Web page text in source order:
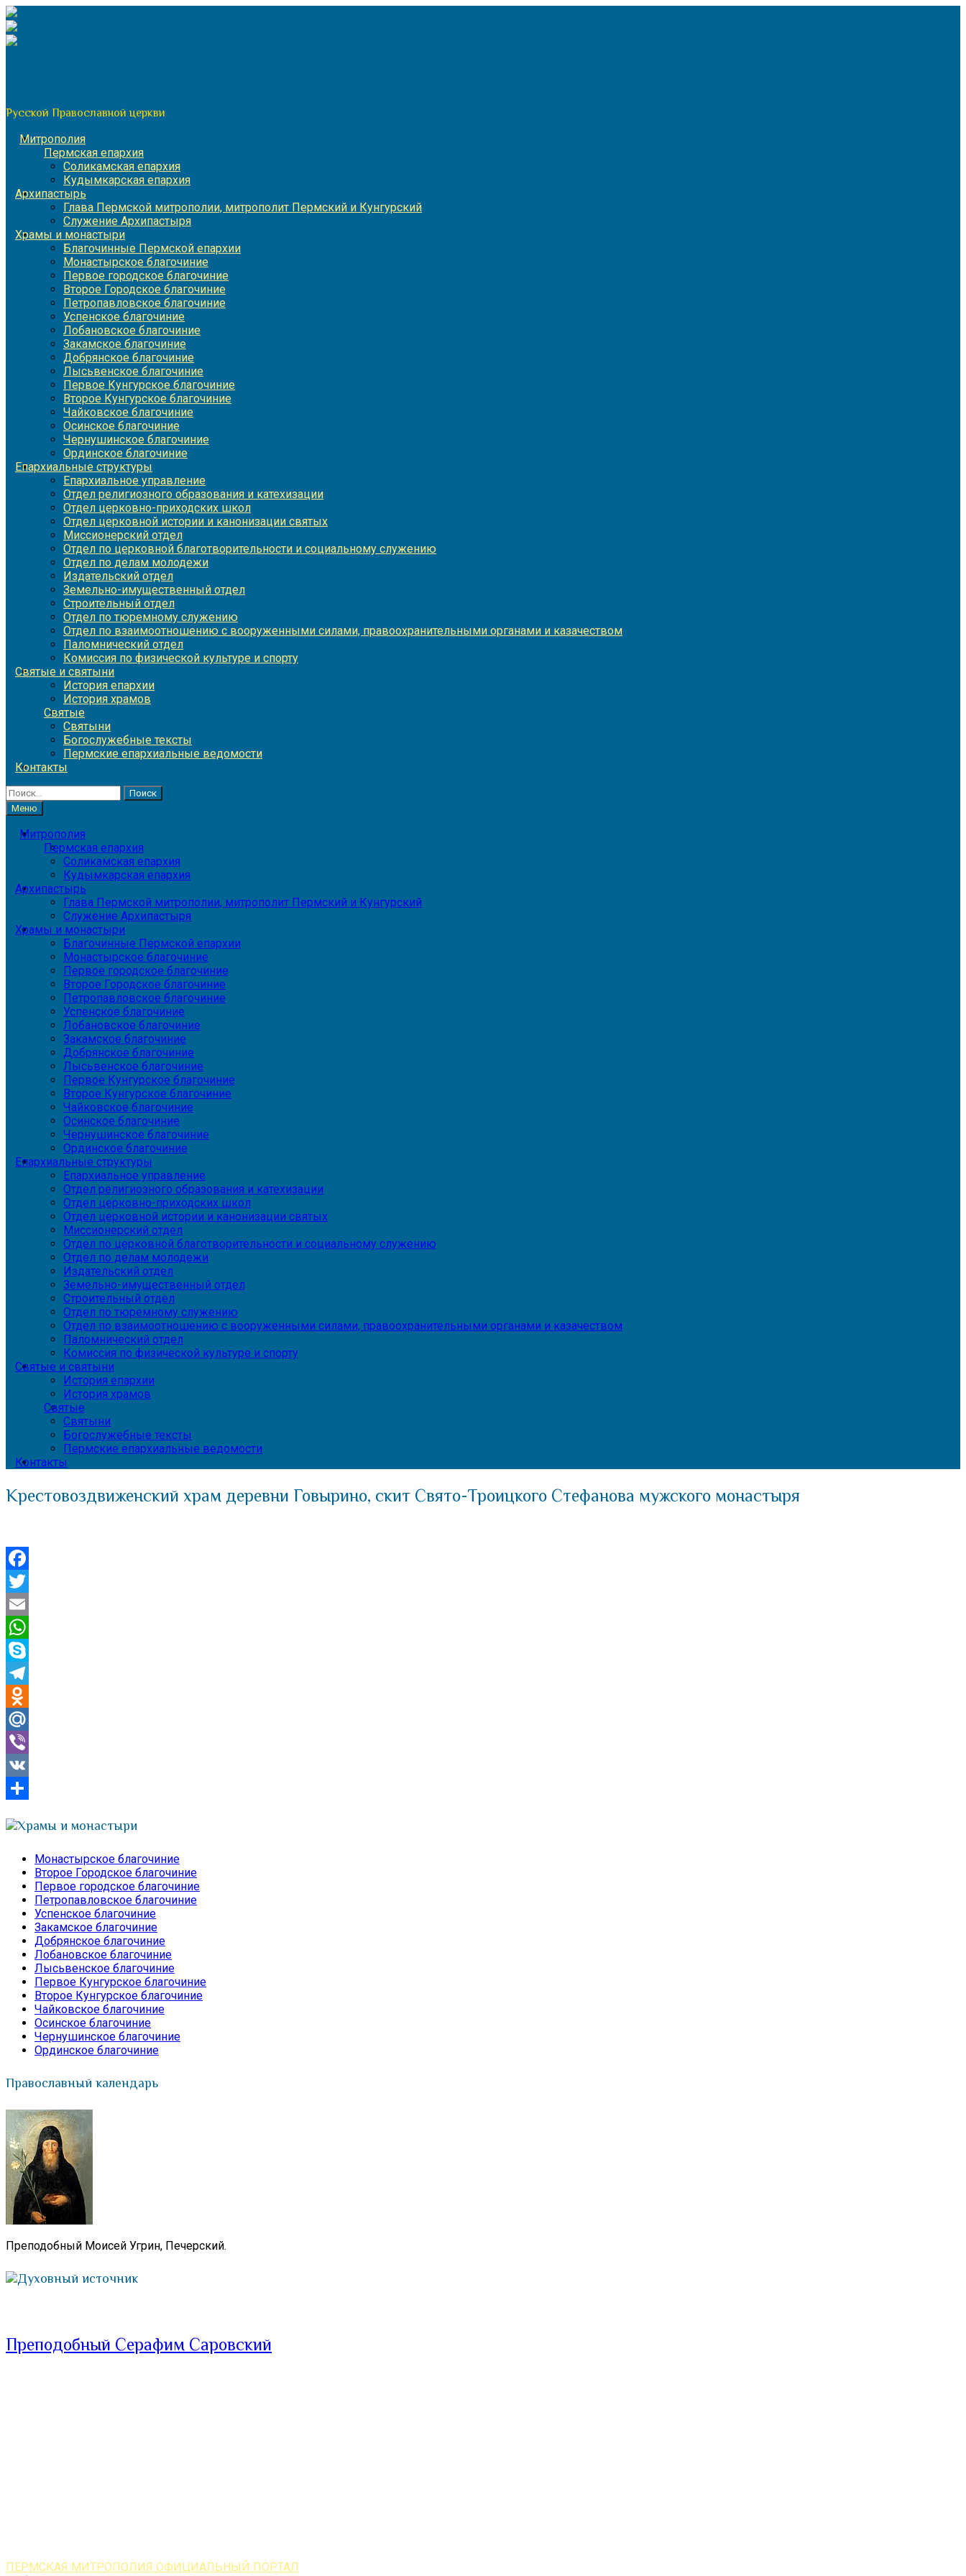
Перейти
к
содержимому
Русской Православной церкви
Митрополия
Пермская епархия
Соликамская епархия
Кудымкарская епархия
Архипастырь
Глава Пермской митрополии, митрополит Пермский и Кунгурский
Служение Архипастыря
Храмы и монастыри
Благочинные Пермской епархии
Монастырское благочиние
Первое городское благочиние
Второе Городское благочиние
Петропавловское благочиние
Успенское благочиние
Лобановское благочиние
Закамское благочиние
Добрянское благочиние
Лысьвенское благочиние
Первое Кунгурское благочиние
Второе Кунгурское благочиние
Чайковское благочиние
Осинское благочиние
Чернушинское благочиние
Ординское благочиние
Епархиальные структуры
Епархиальное управление
Отдел религиозного образования и катехизации
Отдел церковно-приходских школ
Отдел церковной истории и канонизации святых
Миссионерский отдел
Отдел по церковной благотворительности и социальному служению
Отдел по делам молодежи
Издательский отдел
Земельно-имущественный отдел
Строительный отдел
Отдел по тюремному служению
Отдел по взаимоотношению с вооруженными силами, правоохранительными органами и казачеством
Паломнический отдел
Комиссия по физической культуре и спорту
Святые и святыни
История епархии
История храмов
Святые
Святыни
Богослужебные тексты
Пермские епархиальные ведомости
Контакты
Найти:
Меню
Митрополия
Пермская епархия
Соликамская епархия
Кудымкарская епархия
Архипастырь
Глава Пермской митрополии, митрополит Пермский и Кунгурский
Служение Архипастыря
Храмы и монастыри
Благочинные Пермской епархии
Монастырское благочиние
Первое городское благочиние
Второе Городское благочиние
Петропавловское благочиние
Успенское благочиние
Лобановское благочиние
Закамское благочиние
Добрянское благочиние
Лысьвенское благочиние
Первое Кунгурское благочиние
Второе Кунгурское благочиние
Чайковское благочиние
Осинское благочиние
Чернушинское благочиние
Ординское благочиние
Епархиальные структуры
Епархиальное управление
Отдел религиозного образования и катехизации
Отдел церковно-приходских школ
Отдел церковной истории и канонизации святых
Миссионерский отдел
Отдел по церковной благотворительности и социальному служению
Отдел по делам молодежи
Издательский отдел
Земельно-имущественный отдел
Строительный отдел
Отдел по тюремному служению
Отдел по взаимоотношению с вооруженными силами, правоохранительными органами и казачеством
Паломнический отдел
Комиссия по физической культуре и спорту
Святые и святыни
История епархии
История храмов
Святые
Святыни
Богослужебные тексты
Пермские епархиальные ведомости
Контакты
Крестовоздвиженский храм деревни Говырино, скит Свято-Троицкого Стефанова мужского монастыря
Facebook
Twitter
Email
WhatsApp
Skype
Telegram
Odnoklassniki
Mail.Ru
Viber
VK
Храмы и монастыри
Монастырское благочиние
Второе Городское благочиние
Первое городское благочиние
Петропавловское благочиние
Успенское благочиние
Закамское благочиние
Добрянское благочиние
Лобановское благочиние
Лысьвенское благочиние
Первое Кунгурское благочиние
Второе Кунгурское благочиние
Чайковское благочиние
Осинское благочиние
Чернушинское благочиние
Ординское благочиние
Православный календарь
Преподобный Моисей Угрин, Печерский.
Духовный источник
Преподобный Серафим Саровский
ПЕРМСКАЯ МИТРОПОЛИЯ ОФИЦИАЛЬНЫЙ ПОРТАЛ